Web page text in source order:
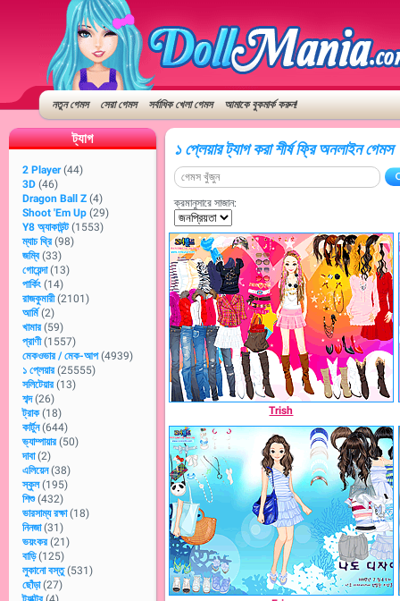
নতুন গেমস সেরা গেমস সর্বাধিক খেলা গেমস আমাকে বুকমার্ক করুন!
ট্যাগ
2 Player (44)
3D (46)
Dragon Ball Z (4)
Shoot 'Em Up (29)
Y8 অ্যাকাউন্ট (1553)
ম্যাচ থ্রি (98)
জম্বি (33)
গোয়েন্দা (13)
পার্কিং (14)
রাজকুমারী (2101)
আর্মি (2)
খামার (59)
প্রাণী (1557)
মেকওভার / মেক-আপ (4939)
১ প্লেয়ার (25555)
সলিটেয়ার (13)
শব্দ (26)
ট্রাক (18)
কার্টুন (644)
ভ্যাম্পায়ার (50)
দাবা (2)
এলিয়েন (38)
স্কুল (195)
শিশু (432)
ভারসাম্য রক্ষা (18)
নিনজা (31)
ভয়ংকর (21)
বাড়ি (125)
লুকানো বস্তু (531)
ছোঁড়া (27)
১ প্লেয়ার ট্যাগ করা শীর্ষ ফ্রি অনলাইন গেমস
ক্রমানুসারে সাজান:
Trish